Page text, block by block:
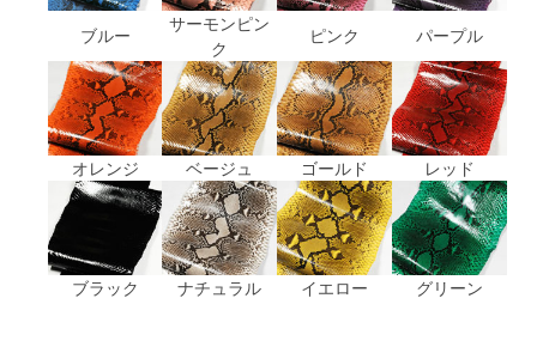
ブルー
サーモンピン
ク
ピンク パープル
オレンジ ベージュ ゴールド レッド
ブラック ナチュラル イエロー グリーン